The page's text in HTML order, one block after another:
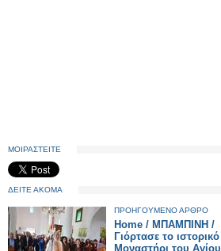
ΜΟΙΡΑΣΤΕΙΤΕ
ΔΕΙΤΕ ΑΚΟΜΑ
ΠΡΟΗΓΟΥΜΕΝΟ ΑΡΘΡΟ
Home / ΜΠΑΜΠΙΝΗ /
Γιόρτασε το ιστορικό
Μοναστήρι του Αγίου